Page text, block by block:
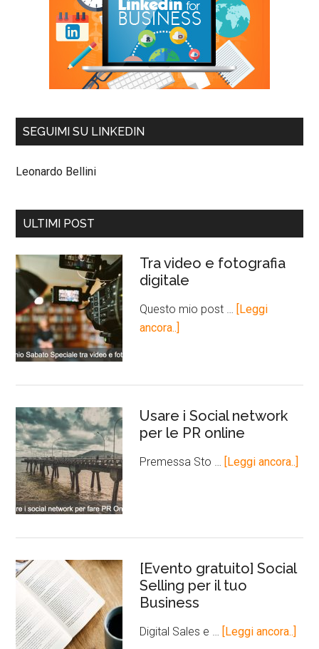
SEGUIMI SU LINKEDIN
Leonardo Bellini
ULTIMI POST
Tra video e fotografia
digitale
Questo mio post …
[Leggi
ancora..]
Usare i Social network
per le PR online
Premessa Sto … [Leggi ancora..]
[Evento gratuito] Social
Selling per il tuo
Business
Digital Sales e … [Leggi ancora..]